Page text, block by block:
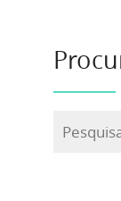
Pesquisar